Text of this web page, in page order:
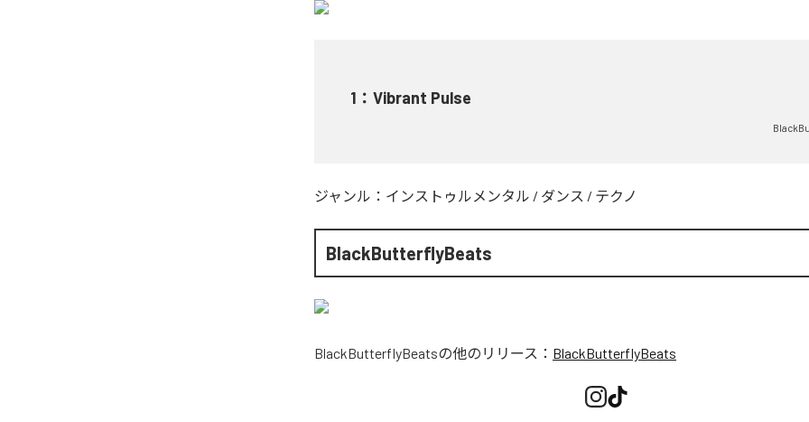
1 ： Vibrant Pulse
ジャンル： インストゥルメンタル / ダンス / テクノ
BlackButterflyBeats
BlackButterflyBeatsの他のリリース： BlackButterflyBeats